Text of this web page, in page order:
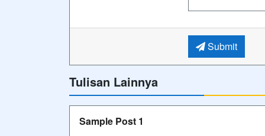
Submit
Tulisan Lainnya
Sample Post 1